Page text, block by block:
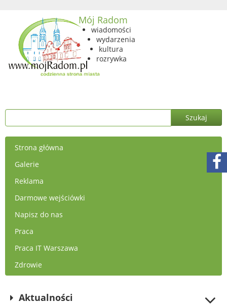
Mój Radom
wiadomości
wydarzenia
kultura
rozrywka
Strona główna
Galerie
Reklama
Darmowe wejściówki
Napisz do nas
Praca
Praca IT Warszawa
Zdrowie
Aktualności